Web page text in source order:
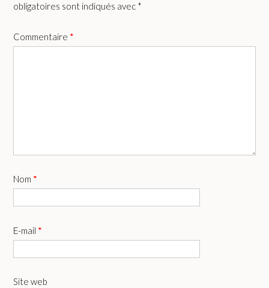
obligatoires sont indiqués avec *
Commentaire *
Nom *
E-mail *
Site web